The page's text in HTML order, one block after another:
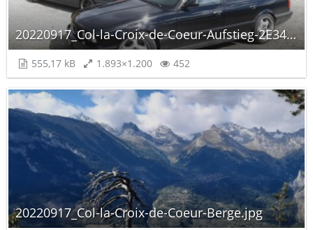
20220917_Col-la-Croix-de-Coeur-Aufstieg-2E34.jpg
555,17 kB 1.893×1.200 452
20220917_Col-la-Croix-de-Coeur-Berge.jpg